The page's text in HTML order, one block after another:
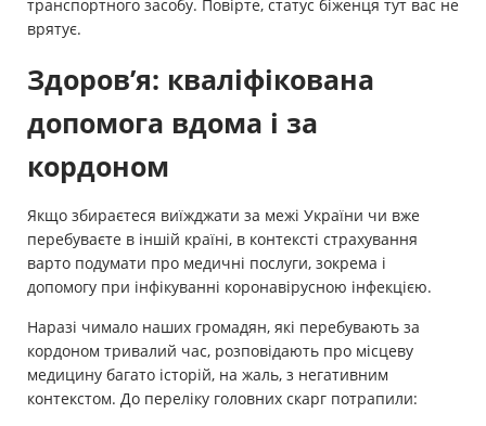
транспортного засобу. Повірте, статус біженця тут вас не
врятує.
Здоров’я: кваліфікована
допомога вдома і за
кордоном
Якщо збираєтеся виїжджати за межі України чи вже
перебуваєте в іншій країні, в контексті страхування
варто подумати про медичні послуги, зокрема і
допомогу при інфікуванні коронавірусною інфекцією.
Наразі чимало наших громадян, які перебувають за
кордоном тривалий час, розповідають про місцеву
медицину багато історій, на жаль, з негативним
контекстом. До переліку головних скарг потрапили: